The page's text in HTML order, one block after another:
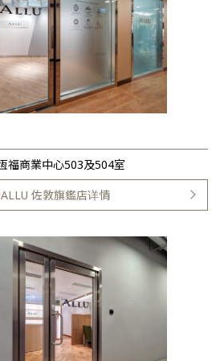
福商業中心503及504室
佐敦旗鑑店详情